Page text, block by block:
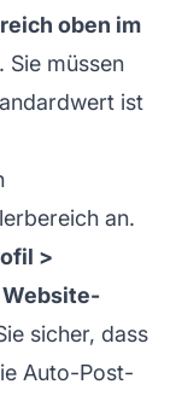
oben im
. Sie müssen
ist
an.
>
Website-
sicher, dass
Auto-Post-